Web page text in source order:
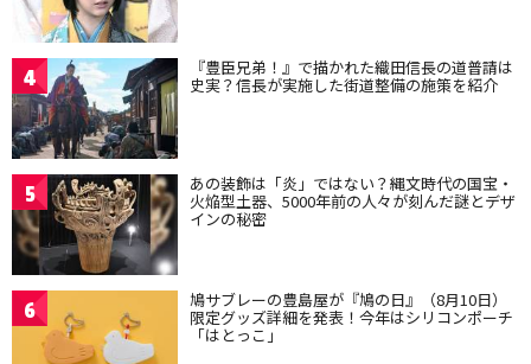
4 『豊臣兄弟！』で描かれた織田信長の道普請は
史実？信長が実施した街道整備の施策を紹介
5 あの装飾は「炎」ではない？縄文時代の国宝・
火焔型土器、5000年前の人々が刻んだ謎とデザ
インの秘密
6 鳩サブレーの豊島屋が『鳩の日』（8月10日）
限定グッズ詳細を発表！今年はシリコンポーチ
「はとっこ」